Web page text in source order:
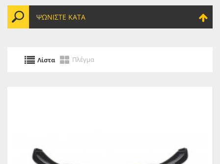
ΨΩΝΊΣΤΕ ΚΑΤΆ
Λίστα Πλέγμα